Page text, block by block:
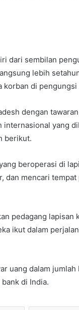
dari sembilan
lebih
di pengungsi
dengan
yang
berikut.
beroperasi di
mencari
pedagang
ikut dalam
uang dalam
di India.